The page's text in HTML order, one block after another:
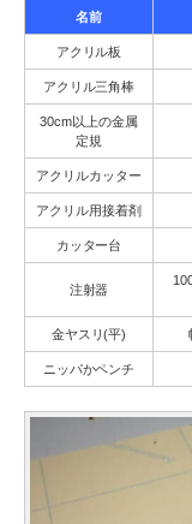
名前
アクリル板
アクリル三角棒
30cm以上の金属
定規
アクリルカッター
アクリル用接着剤
カッター台
注射器
金ヤスリ(平)
ニッパかペンチ